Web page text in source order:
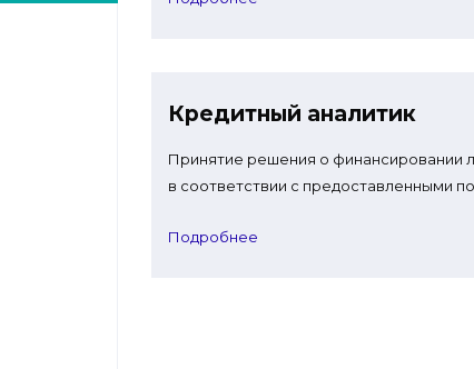
Кредитный аналитик
Принятие решения о финансировании
в соответствии с предоставленными
Подробнее